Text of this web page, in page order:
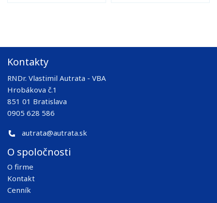
Kontakty
RNDr. Vlastimil Autrata - VBA
Hrobákova č.1
851 01 Bratislava
0905 628 586
autrata@autrata.sk
O spoločnosti
O firme
Kontakt
Cenník